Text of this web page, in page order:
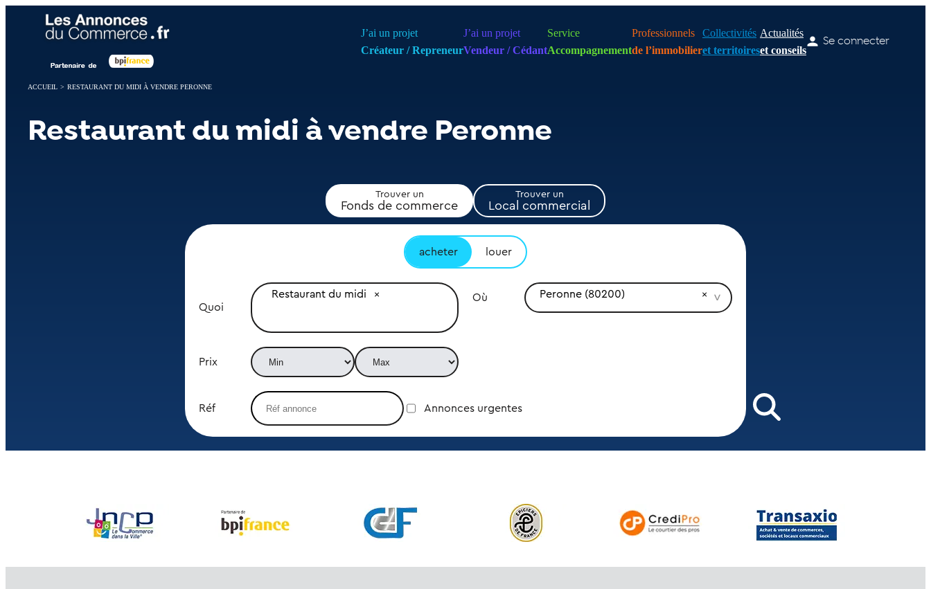
J’ai un projet
Créateur / Repreneur
J’ai un projet
Vendeur / Cédant
Service
Accompagnement
Professionnels
de l’immobilier
Collectivités
et territoires
Actualités
et conseils
Se connecter
ACCUEIL > RESTAURANT DU MIDI À VENDRE PERONNE
Restaurant du midi à vendre Peronne
Trouver un
Fonds de commerce
Trouver un
Local commercial
acheter louer
Quoi
Restaurant du midi Où Peronne (80200)
Prix
Réf Annonces urgentes
Panneau de gestion des cookies